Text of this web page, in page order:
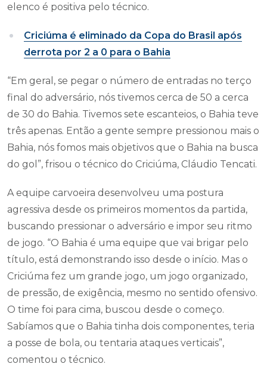
elenco é positiva pelo técnico.
Criciúma é eliminado da Copa do Brasil após
derrota por 2 a 0 para o Bahia
“Em geral, se pegar o número de entradas no terço
final do adversário, nós tivemos cerca de 50 a cerca
de 30 do Bahia. Tivemos sete escanteios, o Bahia teve
três apenas. Então a gente sempre pressionou mais o
Bahia, nós fomos mais objetivos que o Bahia na busca
do gol”, frisou o técnico do Criciúma, Cláudio Tencati.
A equipe carvoeira desenvolveu uma postura
agressiva desde os primeiros momentos da partida,
buscando pressionar o adversário e impor seu ritmo
de jogo. “O Bahia é uma equipe que vai brigar pelo
título, está demonstrando isso desde o início. Mas o
Criciúma fez um grande jogo, um jogo organizado,
de pressão, de exigência, mesmo no sentido ofensivo.
O time foi para cima, buscou desde o começo.
Sabíamos que o Bahia tinha dois componentes, teria
a posse de bola, ou tentaria ataques verticais”,
comentou o técnico.